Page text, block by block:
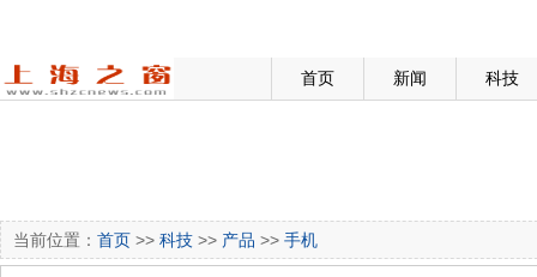
首页 新闻 科技
当前位置： 首页 >> 科技 >> 产品 >> 手机